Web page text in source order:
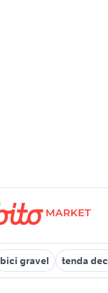
bici gravel tenda